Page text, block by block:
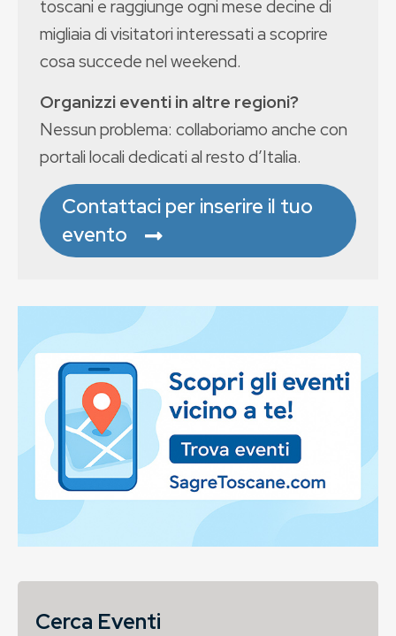
toscani e raggiunge ogni mese decine di
migliaia di visitatori interessati a scoprire
cosa succede nel weekend.
Organizzi eventi in altre regioni?
Nessun problema: collaboriamo anche con
portali locali dedicati al resto d’Italia.
Contattaci per inserire il tuo
evento
Cerca Eventi